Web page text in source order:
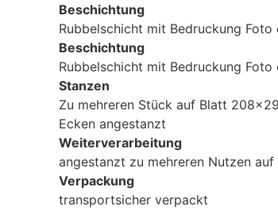
Beschichtung
Rubbelschicht mit Bedruckung
Beschichtung
Rubbelschicht mit Bedruckung
Stanzen
Zu mehreren Stück auf Blatt
Ecken angestanzt
Weiterverarbeitung
angestanzt zu mehreren Nutzen
Verpackung
transportsicher verpackt